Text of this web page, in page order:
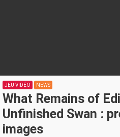
JEU VIDÉO NEWS
What Remains of
Unfinished Swan :
images